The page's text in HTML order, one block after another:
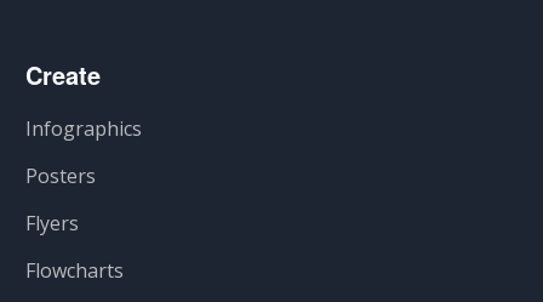
Create
Infographics
Posters
Flyers
Flowcharts